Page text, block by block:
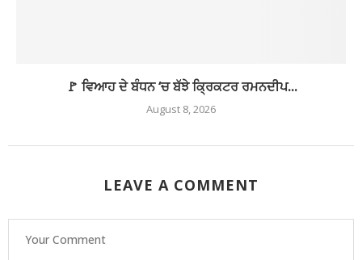
🚩 ਵਿਆਹ ਦੇ ਬੰਧਨ ‘ਚ ਬੱਝੇ ਕ੍ਰਿਕਟਰ ਰਮਨਦੀਪ...
August 8, 2026
LEAVE A COMMENT